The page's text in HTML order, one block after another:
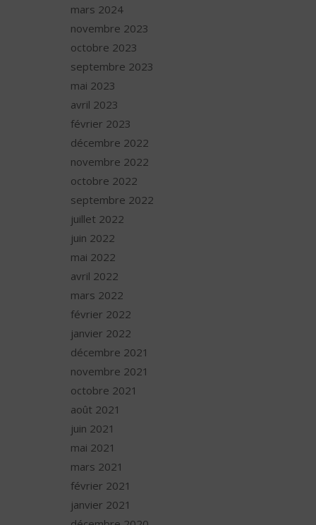
mars 2024
novembre 2023
octobre 2023
septembre 2023
mai 2023
avril 2023
février 2023
décembre 2022
novembre 2022
octobre 2022
septembre 2022
juillet 2022
juin 2022
mai 2022
avril 2022
mars 2022
février 2022
janvier 2022
décembre 2021
novembre 2021
octobre 2021
août 2021
juin 2021
mai 2021
mars 2021
février 2021
janvier 2021